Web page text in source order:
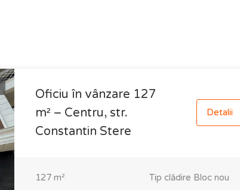
Oficiu în vânzare 127
m² – Centru, str.
Constantin Stere
Detalii
127m² Tip clădire Bloc nou